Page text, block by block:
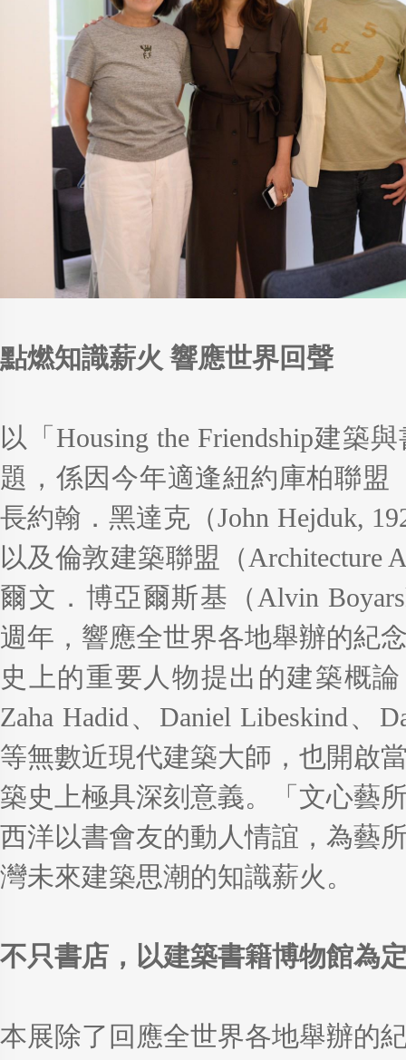
點燃知識薪火 響應世界回聲
以「Housing the Friendship建築
題，係因今年適逢紐約庫柏聯盟
長約翰．黑達克（John Hejduk,
以及倫敦建築聯盟（Architecture
爾文．博亞爾斯基（Alvin
週年，響應全世界各地舉辦的紀
史上的重要人物提出的建築概論
Zaha Hadid、Daniel Libeskind、
等無數近現代建築大師，也開啟
築史上極具深刻意義。「文心藝
西洋以書會友的動人情誼，為藝
灣未來建築思潮的知識薪火。
不只書店，以建築書籍博物館為
本展除了回應全世界各地舉辦的